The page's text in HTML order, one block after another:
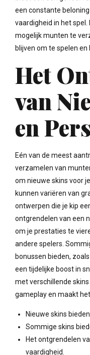
een constante
vaardigheid in het
mogelijk munten te
blijven om te spelen
Het
van
en
Eén van de meest
verzamelen van
om nieuwe skins voor
kunnen variëren van
ontwerpen die je kip
ontgrendelen van een
om je prestaties te
andere spelers.
bonussen bieden,
een tijdelijke boost in
met verschillende
gameplay en maakt
Nieuwe skins
Sommige skins
Het ontgrendelen
vaardigheid.